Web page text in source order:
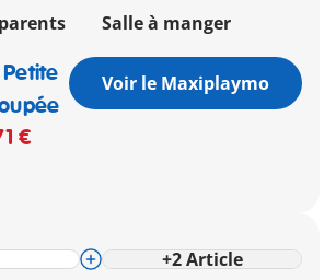
Salle à manger
€
Voir le Maxiplaymo
+2 Article